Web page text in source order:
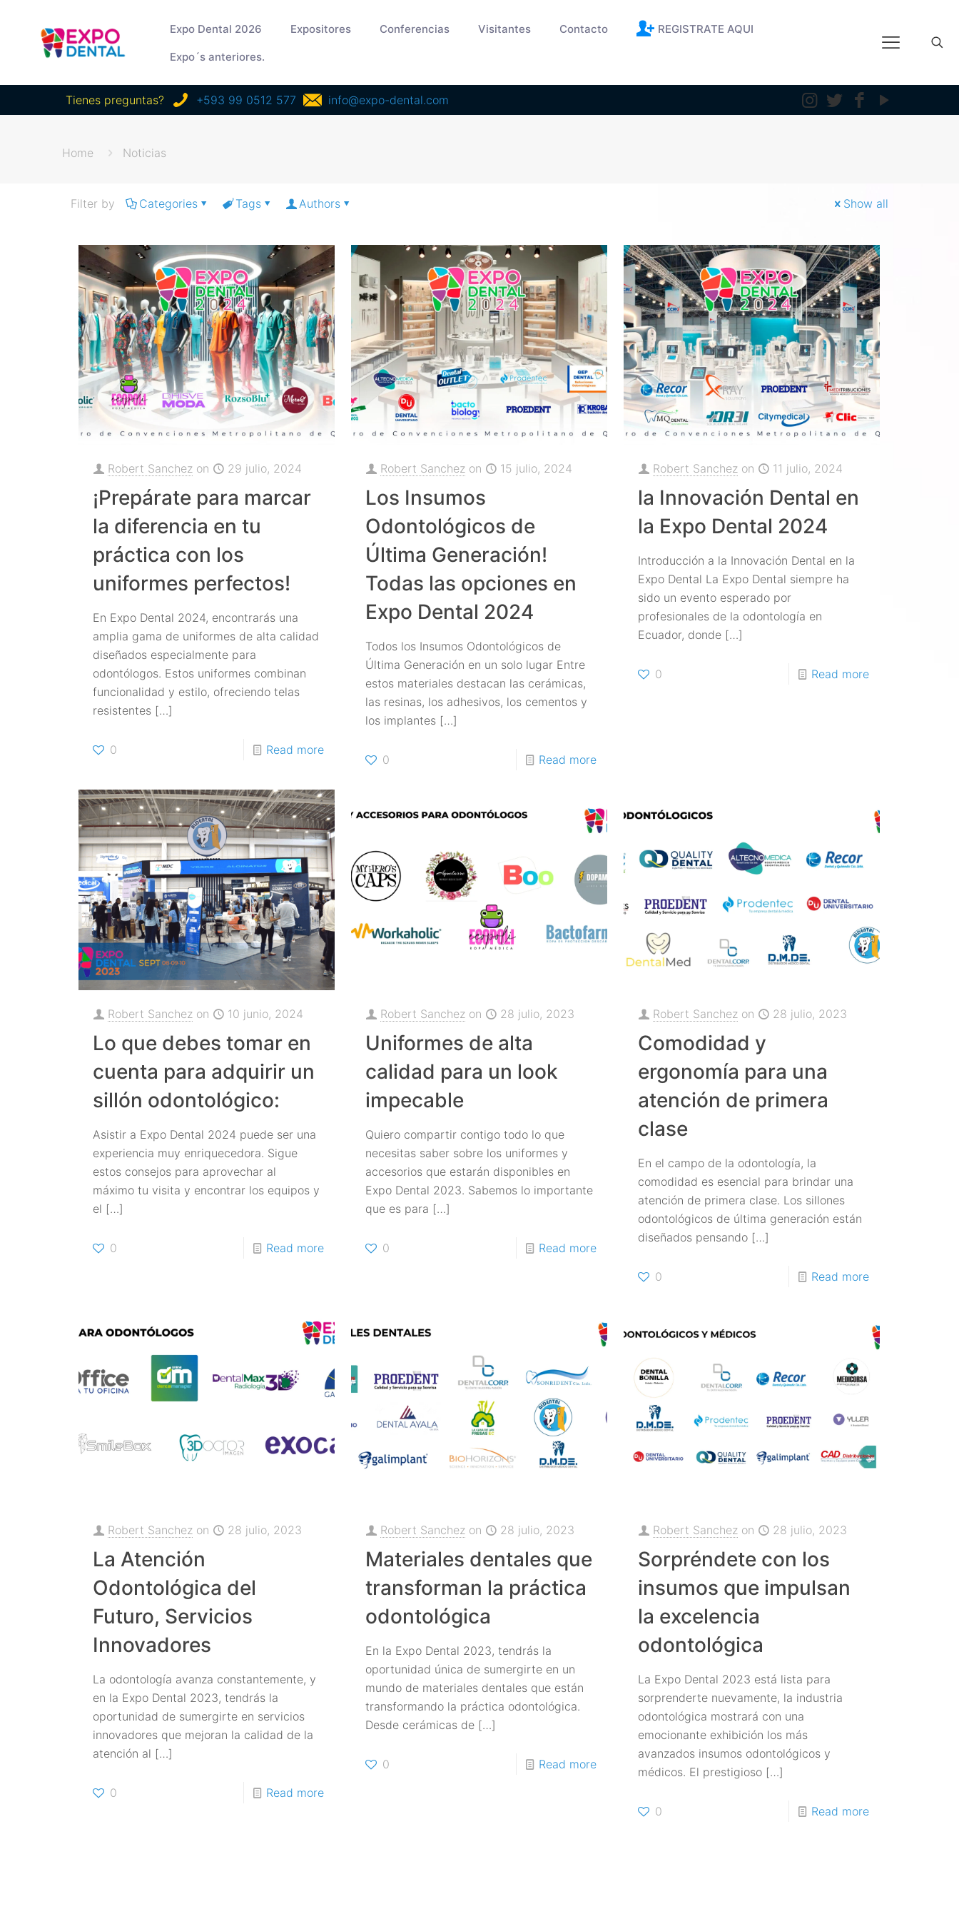
Expo Dental 2026 Expositores Conferencias Visitantes Contacto REGISTRATE AQUI
Expo´s anteriores.
Tienes preguntas? +593 99 0512 577 info@expo-dental.com
Home Noticias
Filter by Categories Tags Authors Show all
Robert Sanchez on 29 julio, 2024
¡Prepárate para marcar
la diferencia en tu
práctica con los
uniformes perfectos!
En Expo Dental 2024, encontrarás una
amplia gama de uniformes de alta calidad
diseñados especialmente para
odontólogos. Estos uniformes combinan
funcionalidad y estilo, ofreciendo telas
resistentes […]
0 Read more
Robert Sanchez on 15 julio, 2024
Los Insumos
Odontológicos de
Última Generación!
Todas las opciones en
Expo Dental 2024
Todos los Insumos Odontológicos de
Última Generación en un solo lugar Entre
estos materiales destacan las cerámicas,
las resinas, los adhesivos, los cementos y
los implantes […]
0 Read more
Robert Sanchez on 11 julio, 2024
la Innovación Dental en
la Expo Dental 2024
Introducción a la Innovación Dental en la
Expo Dental La Expo Dental siempre ha
sido un evento esperado por
profesionales de la odontología en
Ecuador, donde […]
0 Read more
Robert Sanchez on 10 junio, 2024
Lo que debes tomar en
cuenta para adquirir un
sillón odontológico:
Asistir a Expo Dental 2024 puede ser una
experiencia muy enriquecedora. Sigue
estos consejos para aprovechar al
máximo tu visita y encontrar los equipos y
el […]
0 Read more
Robert Sanchez on 28 julio, 2023
Uniformes de alta
calidad para un look
impecable
Quiero compartir contigo todo lo que
necesitas saber sobre los uniformes y
accesorios que estarán disponibles en
Expo Dental 2023. Sabemos lo importante
que es para […]
0 Read more
Robert Sanchez on 28 julio, 2023
Comodidad y
ergonomía para una
atención de primera
clase
En el campo de la odontología, la
comodidad es esencial para brindar una
atención de primera clase. Los sillones
odontológicos de última generación están
diseñados pensando […]
0 Read more
Robert Sanchez on 28 julio, 2023
La Atención
Odontológica del
Futuro, Servicios
Innovadores
La odontología avanza constantemente, y
en la Expo Dental 2023, tendrás la
oportunidad de sumergirte en servicios
innovadores que mejoran la calidad de la
atención al […]
0 Read more
Robert Sanchez on 28 julio, 2023
Materiales dentales que
transforman la práctica
odontológica
En la Expo Dental 2023, tendrás la
oportunidad única de sumergirte en un
mundo de materiales dentales que están
transformando la práctica odontológica.
Desde cerámicas de […]
0 Read more
Robert Sanchez on 28 julio, 2023
Sorpréndete con los
insumos que impulsan
la excelencia
odontológica
La Expo Dental 2023 está lista para
sorprenderte nuevamente, la industria
odontológica mostrará con una
emocionante exhibición los más
avanzados insumos odontológicos y
médicos. El prestigioso […]
0 Read more